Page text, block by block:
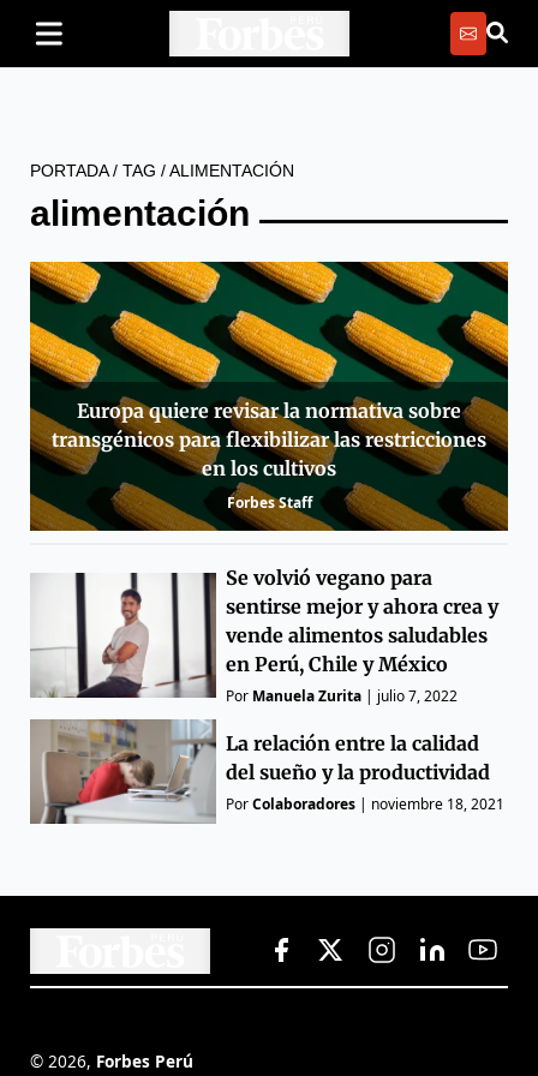
PORTADA/ TAG /ALIMENTACIÓN
alimentación
Europa quiere revisar la normativa sobre
transgénicos para flexibilizar las restricciones
en los cultivos
Forbes Staff
Se volvió vegano para
sentirse mejor y ahora crea y
vende alimentos saludables
en Perú, Chile y México
Por Manuela Zurita | julio 7, 2022
La relación entre la calidad
del sueño y la productividad
PorColaboradores | noviembre 18, 2021
© 2026, Forbes Perú